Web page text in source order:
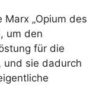
„Opium des
um den
für die
und sie dadurch